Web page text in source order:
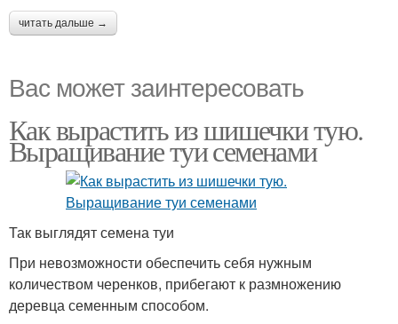
читать дальше →
Вас может заинтересовать
Как вырастить из шишечки тую.
Выращивание туи семенами
Так выглядят семена туи
При невозможности обеспечить себя нужным
количеством черенков, прибегают к размножению
деревца семенным способом.